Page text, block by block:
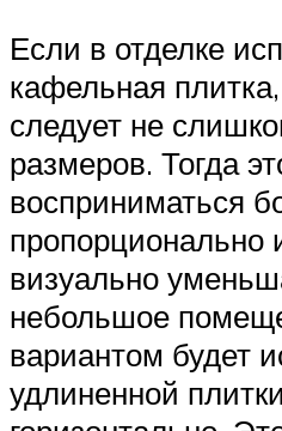
Если в отделке
кафельная
следует не
размеров. Тогда
восприниматься
пропорционально
визуально
небольшое
вариантом будет
удлиненной